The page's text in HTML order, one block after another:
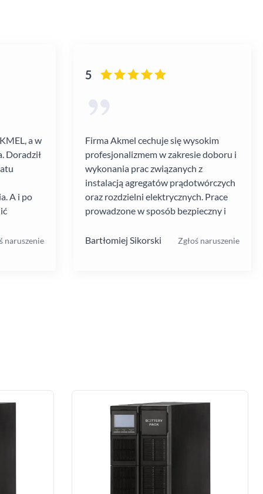
a w
Doradził
A i po
naruszenie
5
Firma Akmel cechuje się wysokim
profesjonalizmem w zakresie doboru i
wykonania prac związanych z
instalacją agregatów prądotwórczych
oraz rozdzielni elektrycznych. Prace
prowadzone w sposób bezpieczny i
Jakość i rodzaj stosowanych
Bartłomiej Sikorski Zgłoś naruszenie